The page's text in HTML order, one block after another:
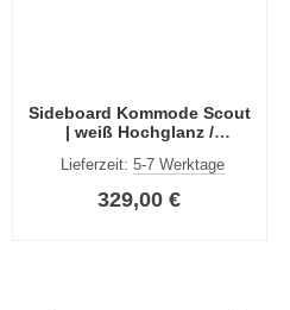
Sideboard Kommode Scout
| weiß Hochglanz /
Lieferzeit: 5-7 Werktage
329,00 €